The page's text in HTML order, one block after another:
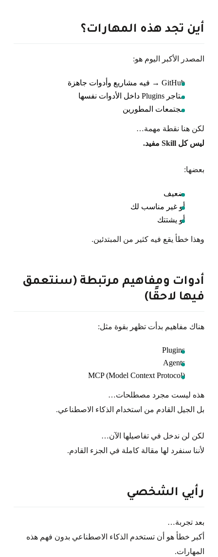
أين تجد هذه المهارات؟
المصدر الأكبر اليوم هو:
GitHub → فيه مشاريع وأدوات جاهزة
متاجر Plugins داخل الأدوات نفسها
مجتمعات المطورين
لكن هنا نقطة مهمة…
ليس كل Skill مفيد.
بعضها:
ضعيف
أو غير مناسب لك
أو يشتتك
وهذا خطأ يقع فيه كثير من المبتدئين.
أدوات ومفاهيم مرتبطة (سنتعمق
فيها لاحقًا)
هناك مفاهيم بدأت تظهر بقوة مثل:
Plugins
Agents
MCP (Model Context Protocol)
هذه ليست مجرد مصطلحات…
بل الجيل القادم من استخدام الذكاء الاصطناعي.
لكن لن ندخل في تفاصيلها الآن…
لأننا سنفرد لها مقالة كاملة في الجزء القادم.
رأيي الشخصي
بعد تجربة…
أكبر خطأ هو أن تستخدم الذكاء الاصطناعي بدون فهم هذه
المهارات.